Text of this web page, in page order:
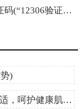
12306验证码(“12306验证码”是如何应对机器识别的？)
)
佐丹奴纯棉t恤(佐丹奴纯棉T恤：穿上自然舒适，呵护健康肌肤)